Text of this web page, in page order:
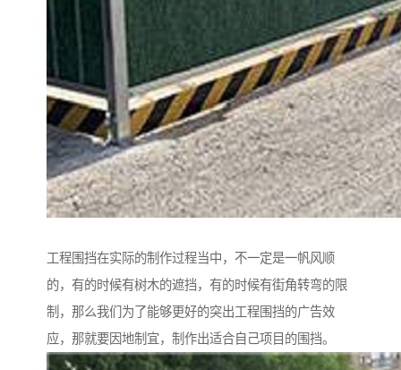
工程围挡在实际的制作过程当中，不一定是一帆风顺
的，有的时候有树木的遮挡，有的时候有街角转弯的限
制，那么我们为了能够更好的突出工程围挡的广告效
应，那就要因地制宜，制作出适合自己项目的围挡。